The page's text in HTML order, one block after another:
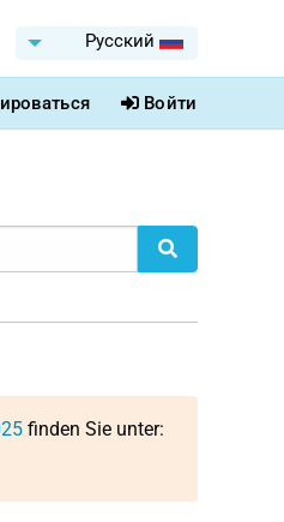
Pусский
Войти
finden Sie unter: